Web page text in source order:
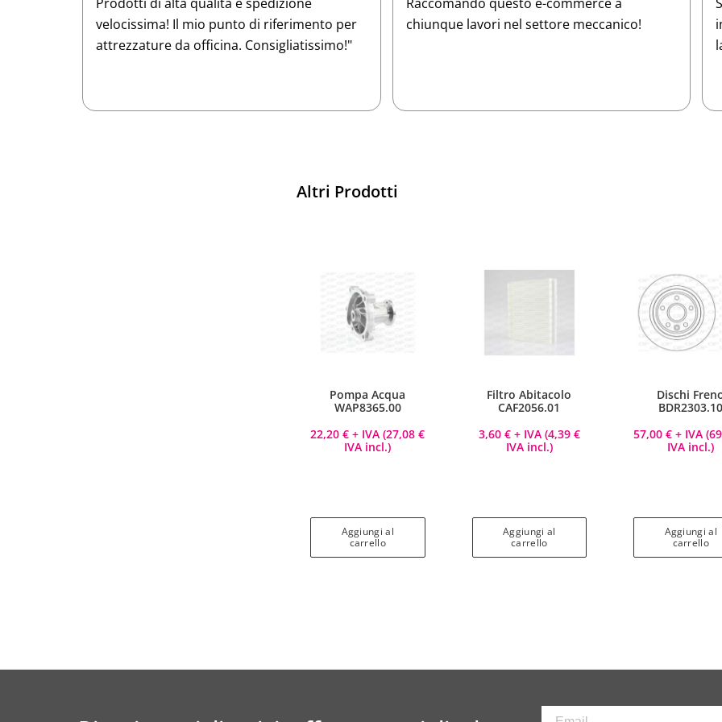
chiunque lavori nel settore meccanico!
impeccabile. Tutto ciò di cui ho bisogno per
Altri Prodotti
Pompa Acqua
WAP8365.00
22,20€ + IVA (27,08€
IVA incl.)
Aggiungi al
carrello
Filtro Abitacolo
CAF2056.01
3,60 €+ IVA (4,39 €
IVA incl.)
Aggiungi al
carrello
Dischi
BDR2303.10
57,00€ + IVA (
IVA incl.)
Aggiungi al
carrello